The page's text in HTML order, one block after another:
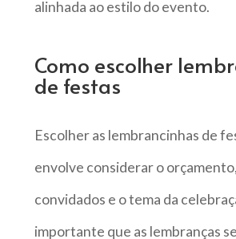
alinhada ao estilo do evento.
Como escolher
de festas
Escolher as lembrancinhas de
envolve considerar o
convidados e o tema da
importante que as lembranças